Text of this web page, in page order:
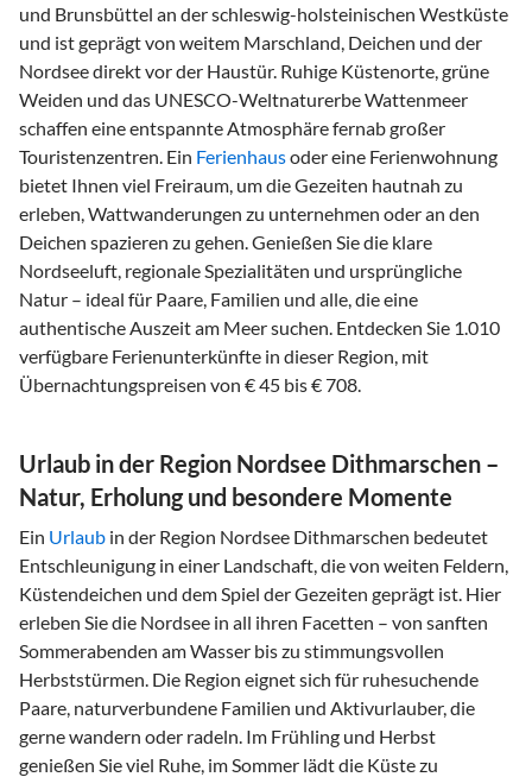
und Brunsbüttel an der schleswig-holsteinischen Westküste
und ist geprägt von weitem Marschland, Deichen und der
Nordsee direkt vor der Haustür. Ruhige Küstenorte, grüne
Weiden und das UNESCO-Weltnaturerbe Wattenmeer
schaffen eine entspannte Atmosphäre fernab großer
Touristenzentren. Ein Ferienhausoder eine Ferienwohnung
bietet Ihnen viel Freiraum, um die Gezeiten hautnah zu
erleben, Wattwanderungen zu unternehmen oder an den
Deichen spazieren zu gehen. Genießen Sie die klare
Nordseeluft, regionale Spezialitäten und ursprüngliche
Natur – ideal für Paare, Familien und alle, die eine
authentische Auszeit am Meer suchen. Entdecken Sie 1.010
verfügbare Ferienunterkünfte in dieser Region, mit
Übernachtungspreisen von € 45 bis € 708.
Urlaub in der Region Nordsee Dithmarschen –
Natur, Erholung und besondere Momente
Ein Urlaub in der Region Nordsee Dithmarschen bedeutet
Entschleunigung in einer Landschaft, die von weiten Feldern,
Küstendeichen und dem Spiel der Gezeiten geprägt ist. Hier
erleben Sie die Nordsee in all ihren Facetten – von sanften
Sommerabenden am Wasser bis zu stimmungsvollen
Herbststürmen. Die Region eignet sich für ruhesuchende
Paare, naturverbundene Familien und Aktivurlauber, die
gerne wandern oder radeln. Im Frühling und Herbst
genießen Sie viel Ruhe, im Sommer lädt die Küste zu